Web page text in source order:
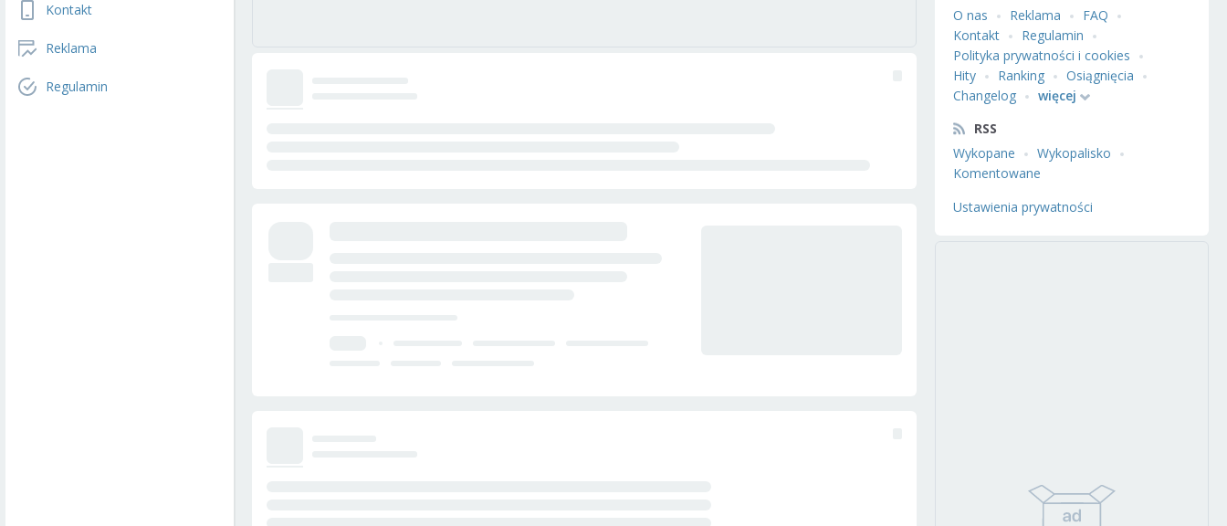
Kontakt
Reklama
Regulamin
O nas
Reklama
FAQ
Kontakt
Regulamin
Polityka prywatności i cookies
Hity
Ranking
Osiągnięcia
Changelog
więcej
RSS
Wykopane
Wykopalisko
Komentowane
Ustawienia prywatności